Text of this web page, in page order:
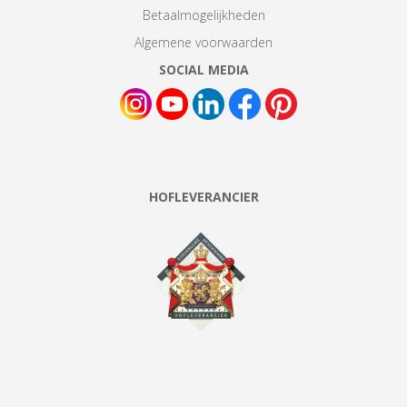
Betaalmogelijkheden
Algemene voorwaarden
SOCIAL MEDIA
HOFLEVERANCIER